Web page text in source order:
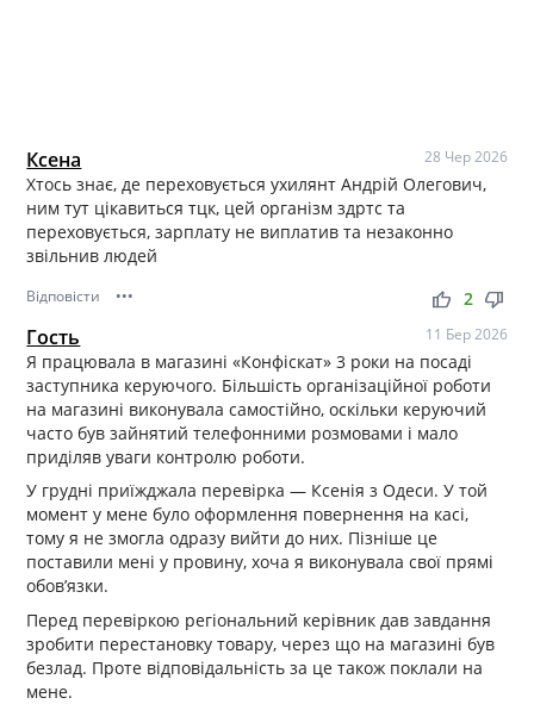
Ксена 28 Чер 2026
Хтось знає, де переховується ухилянт Андрій Олегович,
ним тут цікавиться тцк, цей організм здртс та
переховується, зарплату не виплатив та незаконно
звільнив людей
Відповісти ••• thumb_up thumb_down
2
Гость 11 Бер 2026
Я працювала в магазині «Конфіскат» 3 роки на посаді
заступника керуючого. Більшість організаційної роботи
на магазині виконувала самостійно, оскільки керуючий
часто був зайнятий телефонними розмовами і мало
приділяв уваги контролю роботи.
У грудні приїжджала перевірка — Ксенія з Одеси. У той
момент у мене було оформлення повернення на касі,
тому я не змогла одразу вийти до них. Пізніше це
поставили мені у провину, хоча я виконувала свої прямі
обов’язки.
Перед перевіркою регіональний керівник дав завдання
зробити перестановку товару, через що на магазині був
безлад. Проте відповідальність за це також поклали на
мене.